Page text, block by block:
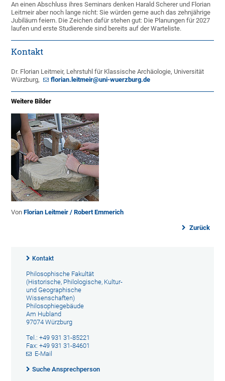
An einen Abschluss ihres Seminars denken Harald Scherer und Florian
Leitmeir aber noch lange nicht: Sie würden gerne auch das zehnjährige
Jubiläum feiern. Die Zeichen dafür stehen gut: Die Planungen für 2027
laufen und erste Studierende sind bereits auf der Warteliste.
Kontakt
Dr. Florian Leitmeir, Lehrstuhl für Klassische Archäologie, Universität
Würzburg,
florian.leitmeir@uni-wuerzburg.de
Weitere Bilder
VonFlorian Leitmeir / Robert Emmerich
Zurück
Kontakt
Philosophische Fakultät
(Historische, Philologische, Kultur-
und Geographische
Wissenschaften)
Philosophiegebäude
Am Hubland
97074 Würzburg
Tel.: +49 931 31-85221
Fax: +49 931 31-84601
E-Mail
Suche Ansprechperson